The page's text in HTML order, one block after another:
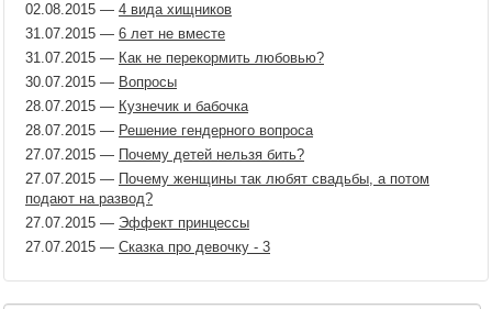
02.08.2015 — 4 вида хищников
31.07.2015 — 6 лет не вместе
31.07.2015 — Как не перекормить любовью?
30.07.2015 — Вопросы
28.07.2015 — Кузнечик и бабочка
28.07.2015 — Решение гендерного вопроса
27.07.2015 — Почему детей нельзя бить?
27.07.2015 — Почему женщины так любят свадьбы, а потом
подают на развод?
27.07.2015 — Эффект принцессы
27.07.2015 — Сказка про девочку - 3